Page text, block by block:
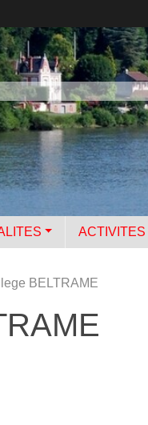
ACTIVITES
BELTRAME